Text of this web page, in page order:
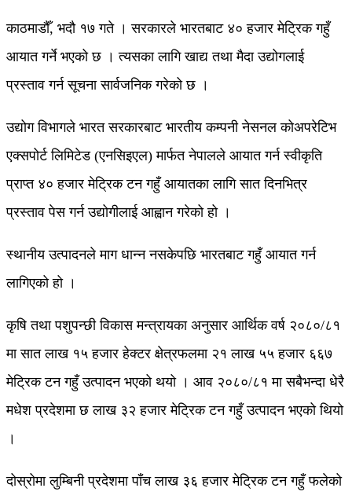
काठमाडौँ, भदौ १७ गते । सरकारले भारतबाट ४० हजार मेट्रिक गहुँ
आयात गर्ने भएको छ । त्यसका लागि खाद्य तथा मैदा उद्योगलाई
प्रस्ताव गर्न सूचना सार्वजनिक गरेको छ ।
उद्योग विभागले भारत सरकारबाट भारतीय कम्पनी नेसनल कोअपरेटिभ
एक्सपोर्ट लिमिटेड (एनसिइएल) मार्फत नेपालले आयात गर्न स्वीकृति
प्राप्त ४० हजार मेट्रिक टन गहुँ आयातका लागि सात दिनभित्र
प्रस्ताव पेस गर्न उद्योगीलाई आह्वान गरेको हो ।
स्थानीय उत्पादनले माग धान्न नसकेपछि भारतबाट गहुँ आयात गर्न
लागिएको हो ।
कृषि तथा पशुपन्छी विकास मन्त्रायका अनुसार आर्थिक वर्ष २०८०/८१
मा सात लाख १५ हजार हेक्टर क्षेत्रफलमा २१ लाख ५५ हजार ६६७
मेट्रिक टन गहुँ उत्पादन भएको थयो । आव २०८०/८१ मा सबैभन्दा धेरै
मधेश प्रदेशमा छ लाख ३२ हजार मेट्रिक टन गहुँ उत्पादन भएको थियो
।
दोस्रोमा लुम्बिनी प्रदेशमा पाँच लाख ३६ हजार मेट्रिक टन गहुँ फलेको